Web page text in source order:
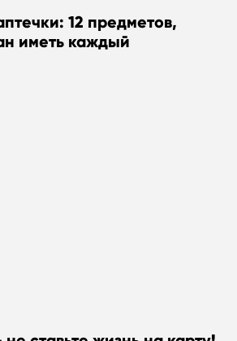
12 предметов,
иметь каждый